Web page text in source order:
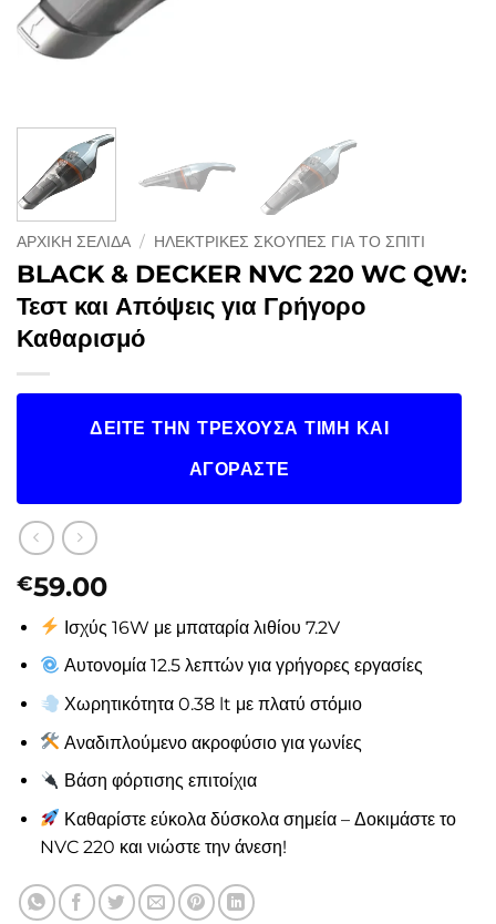
ΑΡΧΙΚΉ ΣΕΛΊΔΑ / ΗΛΕΚΤΡΙΚΈΣ ΣΚΟΎΠΕΣ ΓΙΑ ΤΟ ΣΠΊΤΙ
BLACK & DECKER NVC 220 WC QW:
Τεστ και Απόψεις για Γρήγορο
Καθαρισμό
ΔΕΊΤΕ ΤΗΝ ΤΡΈΧΟΥΣΑ ΤΙΜΉ ΚΑΙ
ΑΓΟΡΆΣΤΕ
€59.00
Ισχύς 16W με μπαταρία λιθίου 7.2V
Αυτονομία 12.5 λεπτών για γρήγορες εργασίες
Χωρητικότητα 0.38 lt με πλατύ στόμιο
Αναδιπλούμενο ακροφύσιο για γωνίες
Βάση φόρτισης επιτοίχια
Καθαρίστε εύκολα δύσκολα σημεία – Δοκιμάστε το
NVC 220 και νιώστε την άνεση!